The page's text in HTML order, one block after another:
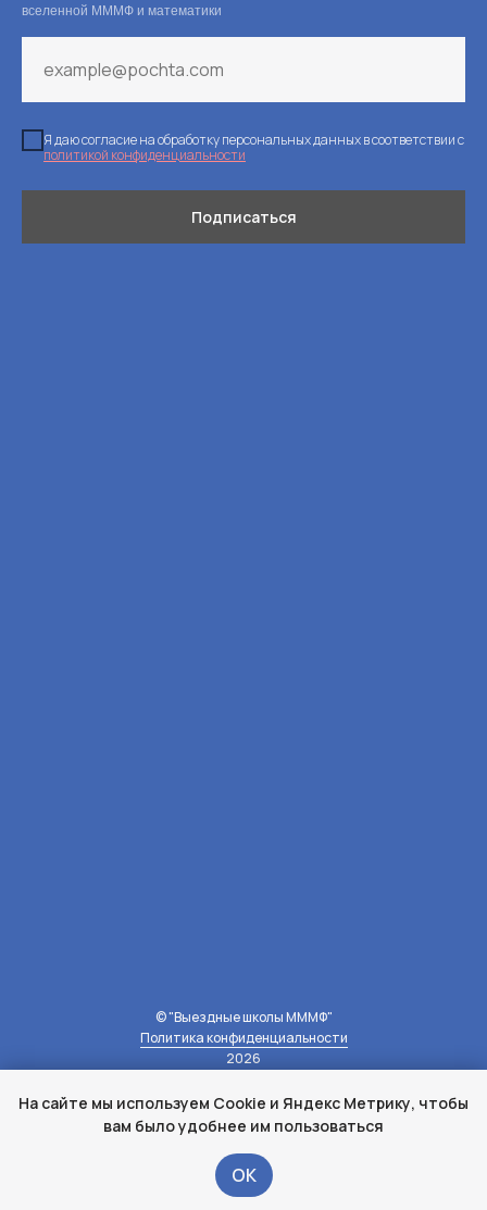
вселенной МММФ и математики
Я даю согласие на обработку персональных данных в соответствии с
политикой конфиденциальности
Подписаться
© "Выездные школы МММФ"
Политика конфиденциальности
2026
наверх
На сайте мы используем Cookie и Яндекс Метрику, чтобы
вам было удобнее им пользоваться
OК